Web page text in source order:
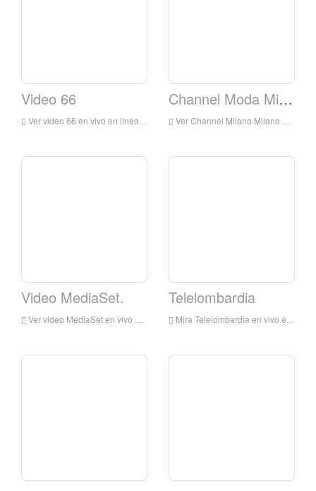
Video 66
Ver video 66 en vivo en línea, Video 66 HD Streaming en vivo, Video 66 Ver TV en vivo de Italia
Channel Moda Milano
Ver Channel Milano Milano Live Online, Channel Milano Milano HD Streaming, Channel Milano Milano Watch TV en vivo de Italia
Video MediaSet.
Ver video MediaSet en vivo en línea, video MediaSet HD en vivo, videos MediSet Watch Live TV de Italia
Telelombardia
Mira Telelombardia en vivo en línea, Telemombardia HD Streaming en vivo, Telemombardia Reloj TV en vivo de Italia